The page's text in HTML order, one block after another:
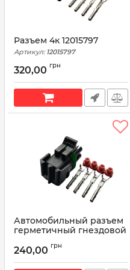
Разъем 4к 12015797
Артикул: 12015797
320,00 грн
Автомобильный разъем
герметичный гнездовой
Delphi 12015798
240,00 грн